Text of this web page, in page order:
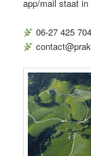
app/mail staat
06-27 425 704